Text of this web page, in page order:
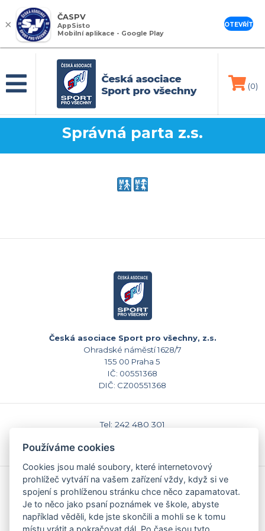
(0)
Správná parta z.s.
Česká asociace Sport pro všechny, z.s.
Ohradské náměstí 1628/7
155 00 Praha 5
IČ: 00551368
DIČ: CZ00551368
Tel: 242 480 301
www.caspv.cz
Kontakty
Domů
Napište nám
Facebook
×
ČASPV
AppSisto
Mobilní aplikace - Google Play
OTEVŘÍT
Používáme cookies
Cookies jsou malé soubory, které internetovový
prohlížeč vytváří na vašem zařízení vždy, když si ve
spojení s prohlíženou stránku chce něco zapamatovat.
Je to něco jako psaní poznámek ve škole, abyste
například věděli, kde jste skončili a mohli se k tomu
místu vrátit a pokračovat dál. Po čase jsou tyto